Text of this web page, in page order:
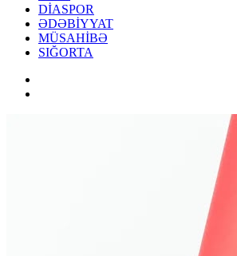
DİASPOR
ƏDƏBİYYAT
MÜSAHİBƏ
SIĞORTA